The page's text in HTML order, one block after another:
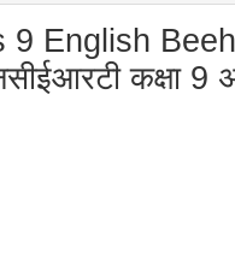
9 English
कक्षा 9